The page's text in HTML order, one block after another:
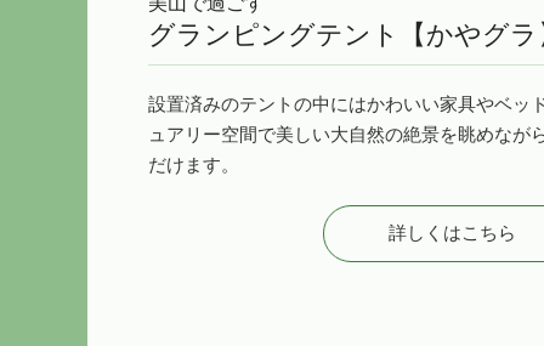
グランピングテント【かやグラ
設置済みのテントの中にはかわいい家具やベッ
ュアリー空間で美しい大自然の絶景を眺めなが
だけます。
詳しくはこちら